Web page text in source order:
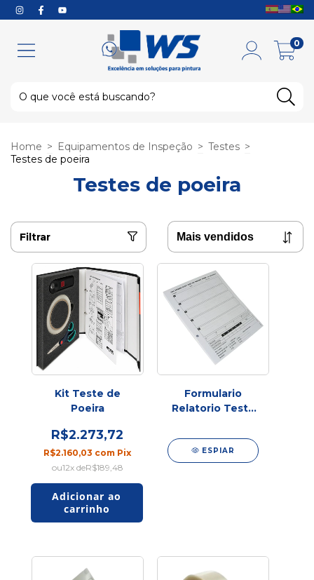
0
Home > Equipamentos de Inspeção > Testes >
Testes de poeira
Testes de poeira
Filtrar
Kit Teste de
Poeira
R$2.273,72
R$2.160,03 com Pix
12x deR$189,48
Formulario
Relatorio Teste
Bresle 125f
ESPIAR